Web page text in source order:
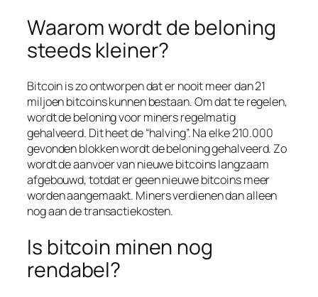
Waarom wordt de beloning
steeds kleiner?
Bitcoin is zo ontworpen dat er nooit meer dan 21
miljoen bitcoins kunnen bestaan. Om dat te regelen,
wordt de beloning voor miners regelmatig
gehalveerd. Dit heet de “halving”. Na elke 210.000
gevonden blokken wordt de beloning gehalveerd. Zo
wordt de aanvoer van nieuwe bitcoins langzaam
afgebouwd, totdat er geen nieuwe bitcoins meer
worden aangemaakt. Miners verdienen dan alleen
nog aan de transactiekosten.
Is bitcoin minen nog
rendabel?